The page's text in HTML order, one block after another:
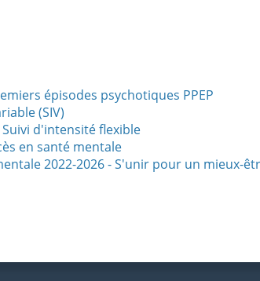
épisodes psychotiques PPEP
(SIV)
d'intensité flexible
en santé mentale
2022-2026 - S'unir pour un mieux-